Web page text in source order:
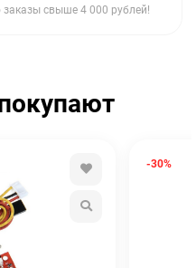
свыше 4 000 рублей!
-30%